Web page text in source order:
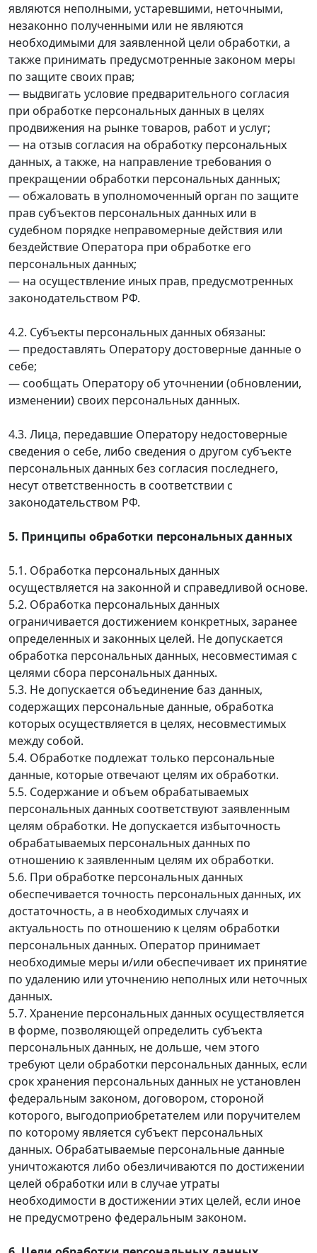
являются неполными, устаревшими, неточными,
незаконно полученными или не являются
необходимыми для заявленной цели обработки, а
также принимать предусмотренные законом меры
по защите своих прав;
— выдвигать условие предварительного согласия
при обработке персональных данных в целях
продвижения на рынке товаров, работ и услуг;
— на отзыв согласия на обработку персональных
данных, а также, на направление требования о
прекращении обработки персональных данных;
— обжаловать в уполномоченный орган по защите
прав субъектов персональных данных или в
судебном порядке неправомерные действия или
бездействие Оператора при обработке его
персональных данных;
— на осуществление иных прав, предусмотренных
законодательством РФ.
4.2. Субъекты персональных данных обязаны:
— предоставлять Оператору достоверные данные о
себе;
— сообщать Оператору об уточнении (обновлении,
изменении) своих персональных данных.
4.3. Лица, передавшие Оператору недостоверные
сведения о себе, либо сведения о другом субъекте
персональных данных без согласия последнего,
несут ответственность в соответствии с
законодательством РФ.
5. Принципы обработки персональных данных
5.1. Обработка персональных данных
осуществляется на законной и справедливой основе.
5.2. Обработка персональных данных
ограничивается достижением конкретных, заранее
определенных и законных целей. Не допускается
обработка персональных данных, несовместимая с
целями сбора персональных данных.
5.3. Не допускается объединение баз данных,
содержащих персональные данные, обработка
которых осуществляется в целях, несовместимых
между собой.
5.4. Обработке подлежат только персональные
данные, которые отвечают целям их обработки.
5.5. Содержание и объем обрабатываемых
персональных данных соответствуют заявленным
целям обработки. Не допускается избыточность
обрабатываемых персональных данных по
отношению к заявленным целям их обработки.
5.6. При обработке персональных данных
обеспечивается точность персональных данных, их
достаточность, а в необходимых случаях и
актуальность по отношению к целям обработки
персональных данных. Оператор принимает
необходимые меры и/или обеспечивает их принятие
по удалению или уточнению неполных или неточных
данных.
5.7. Хранение персональных данных осуществляется
в форме, позволяющей определить субъекта
персональных данных, не дольше, чем этого
требуют цели обработки персональных данных, если
срок хранения персональных данных не установлен
федеральным законом, договором, стороной
которого, выгодоприобретателем или поручителем
по которому является субъект персональных
данных. Обрабатываемые персональные данные
уничтожаются либо обезличиваются по достижении
целей обработки или в случае утраты
необходимости в достижении этих целей, если иное
не предусмотрено федеральным законом.